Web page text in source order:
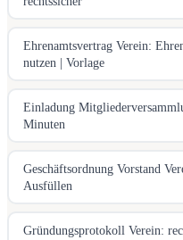
Ehrenamtsvertrag Verein:
nutzen | Vorlage
Einladung
Minuten
Geschäftsordnung Vorstand
Ausfüllen
Gründungsprotokoll Verein: